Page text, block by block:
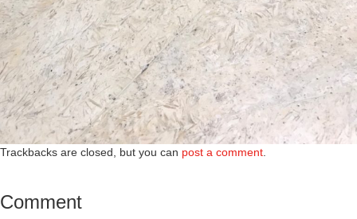
Trackbacks are closed, but you can post a comment.
Comment